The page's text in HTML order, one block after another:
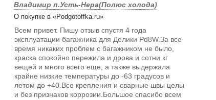
Владимир п.Усть-Нера(Полюс холода)
О покупке в «Podgotoffka.ru»
Всем привет. Пишу отзыв спустя 4 года
эксплуатации багажника для Делики Pd8W.За все
время никаких проблем с багажником не было,
краска спокойно пережила и дрова и сотни кг
вещей и много всего еще, а также выдержала
крайне низкие температуры до -63 градусов и
летом до +40.Все крепления и сварные швы целы
и без признаков коррозии.Большое спасибо всем